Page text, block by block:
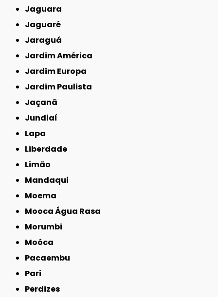
Jaguara
Jaguaré
Jaraguá
Jardim América
Jardim Europa
Jardim Paulista
Jaçanã
Jundiaí
Lapa
Liberdade
Limão
Mandaqui
Moema
Mooca Água Rasa
Morumbi
Moóca
Pacaembu
Pari
Perdizes